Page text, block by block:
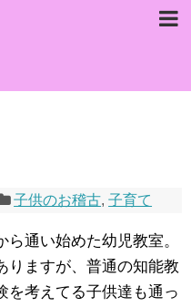
子供のお稽古,子育て
通い始めた幼児教室。
りますが、普通の知能教
を考えてる子供達も通っ